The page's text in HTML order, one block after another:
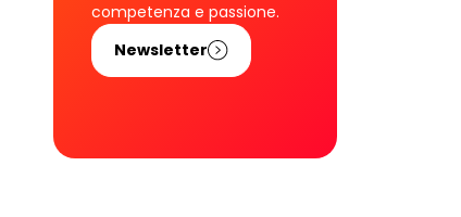
competenza e passione.
Newsletter